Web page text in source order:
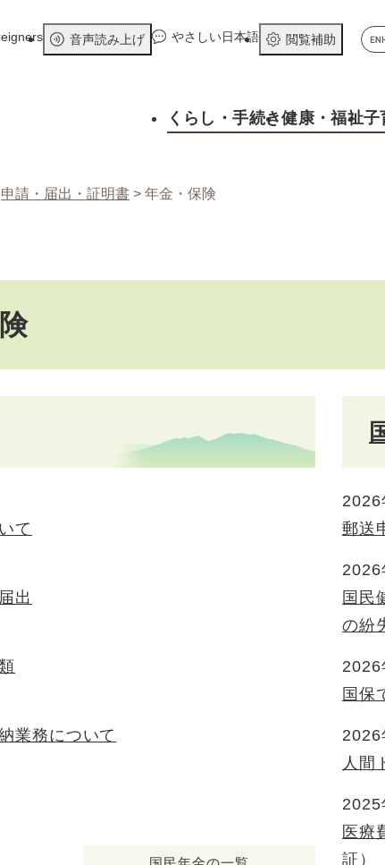
音声読み上げ やさしい日本語 閲覧補助
キ
ー
ド
くらし ・手続き健康 ・福祉子
申請・届出・証明書 > 年金・保険
て
出
業務について
2026
郵送
2026
国民
の紛
2026
国保
2026
人間
2025
医療
証）